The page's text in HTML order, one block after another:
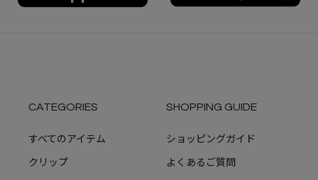
CATEGORIES
すべてのアイテム
クリップ
SHOPPING GUIDE
ショッピングガイド
よくあるご質問